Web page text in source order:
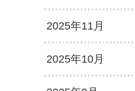
2025年11月
2025年10月